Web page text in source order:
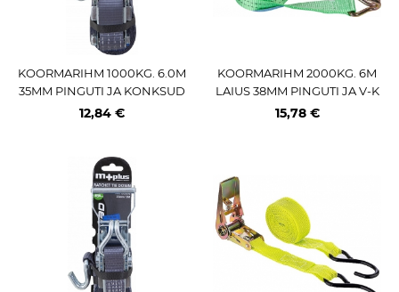
KOORMARIHM 1000KG. 6.0M
35MM PINGUTI JA KONKSUD
EGA M+
12,84 €
KOORMARIHM 2000KG. 6M
LAIUS 38MM PINGUTI JA V-K
ONKSUDEGA M+
15,78 €